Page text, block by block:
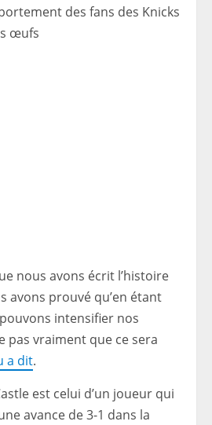
des fans des Knicks
œufs
nous avons écrit l’histoire
avons prouvé qu’en étant
intensifier nos
pas vraiment que ce sera
a dit.
est celui d’un joueur qui
avance de 3-1 dans la